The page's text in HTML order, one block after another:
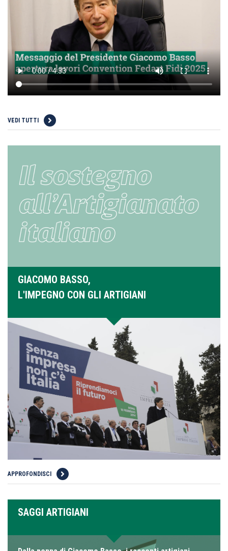
VEDI TUTTI
GIACOMO BASSO,
L'IMPEGNO CON GLI ARTIGIANI
APPROFONDISCI
SAGGI ARTIGIANI